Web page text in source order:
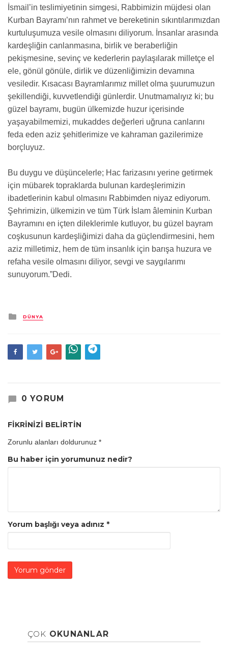
İsmail’in teslimiyetinin simgesi, Rabbimizin müjdesi olan
Kurban Bayramı’nın rahmet ve bereketinin sıkıntılarımızdan
kurtuluşumuza vesile olmasını diliyorum. İnsanlar arasında
kardeşliğin canlanmasına, birlik ve beraberliğin
pekişmesine, sevinç ve kederlerin paylaşılarak milletçe el
ele, gönül gönüle, dirlik ve düzenliğimizin devamına
vesiledir. Kısacası Bayramlarımız millet olma şuurumuzun
şekillendiği, kuvvetlendiği günlerdir. Unutmamalıyız ki; bu
güzel bayramı, bugün ülkemizde huzur içerisinde
yaşayabilmemizi, mukaddes değerleri uğruna canlarını
feda eden aziz şehitlerimize ve kahraman gazilerimize
borçluyuz.
Bu duygu ve düşüncelerle; Hac farizasını yerine getirmek
için mübarek topraklarda bulunan kardeşlerimizin
ibadetlerinin kabul olmasını Rabbimden niyaz ediyorum.
Şehrimizin, ülkemizin ve tüm Türk İslam âleminin Kurban
Bayramını en içten dileklerimle kutluyor, bu güzel bayram
coşkusunun kardeşliğimizi daha da güçlendirmesini, hem
aziz milletimiz, hem de tüm insanlık için barışa huzura ve
refaha vesile olmasını diliyor, sevgi ve saygılarımı
sunuyorum.”Dedi.
Kategori
DÜNYA
0 YORUM
FİKRİNİZİ BELİRTİN
Zorunlu alanları doldurunuz *
Bu haber için yorumunuz nedir?
Yorum başlığı veya adınız *
ÇOK OKUNANLAR